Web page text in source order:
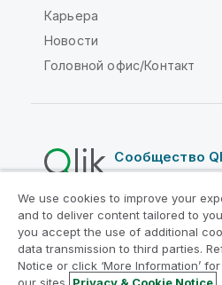
Карьера
Новости
Головной офис/Контакт
Сообщество
Юридические соглашения
Условия использования
Legal Policies
Условия использования
We use cookies to improve your
and to deliver content tailored to
you accept the use of additional
data transmission to third parties.
Notice or click ‘More Information’